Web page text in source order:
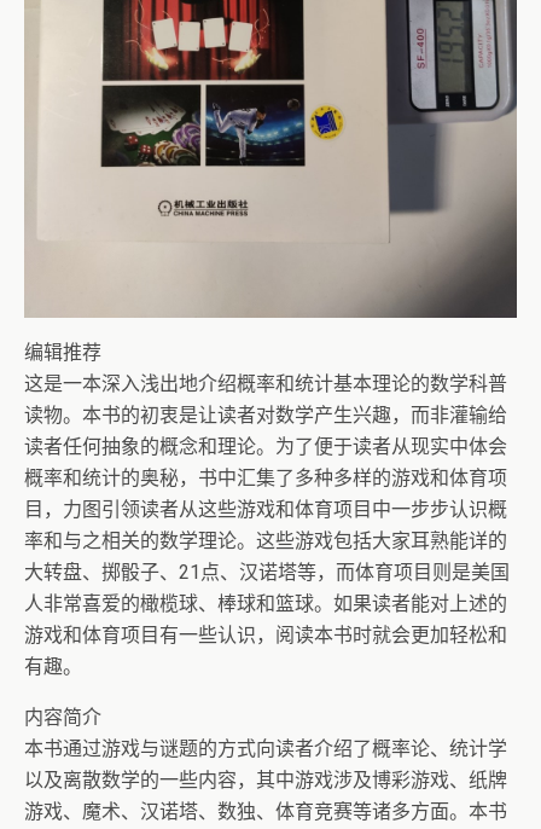
编辑推荐
这是一本深入浅出地介绍概率和统计基本理论的数学科普
读物。本书的初衷是让读者对数学产生兴趣，而非灌输给
读者任何抽象的概念和理论。为了便于读者从现实中体会
概率和统计的奥秘，书中汇集了多种多样的游戏和体育项
目，力图引领读者从这些游戏和体育项目中一步步认识概
率和与之相关的数学理论。这些游戏包括大家耳熟能详的
大转盘、掷骰子、21点、汉诺塔等，而体育项目则是美国
人非常喜爱的橄榄球、棒球和篮球。如果读者能对上述的
游戏和体育项目有一些认识，阅读本书时就会更加轻松和
有趣。
内容简介
本书通过游戏与谜题的方式向读者介绍了概率论、统计学
以及离散数学的一些内容，其中游戏涉及博彩游戏、纸牌
游戏、魔术、汉诺塔、数独、体育竞赛等诸多方面。本书